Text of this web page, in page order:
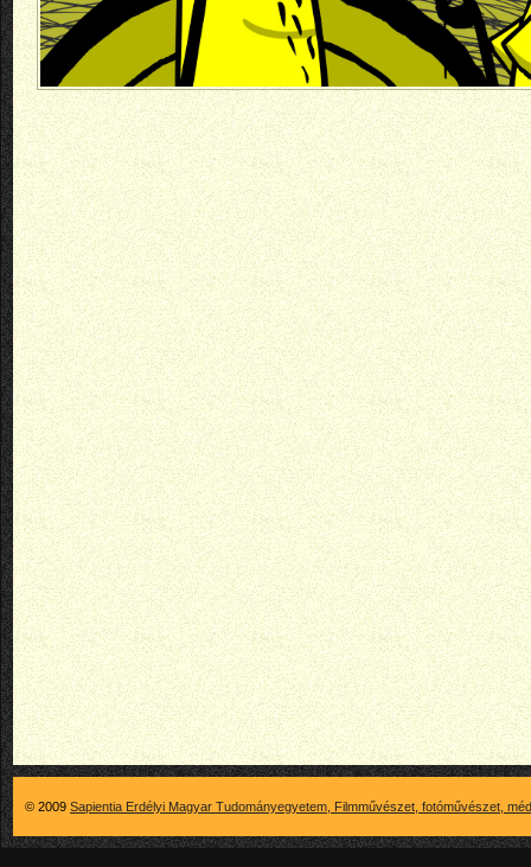
© 2009 Sapientia Erdélyi Magyar Tudományegyetem, Filmművészet, fotóművészet,